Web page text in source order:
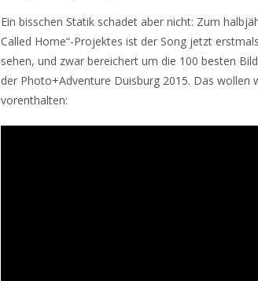
Ein bisschen Statik schadet aber nicht: Zum
Called Home“-Projektes ist der Song jetzt
sehen, und zwar bereichert um die 100 besten
der Photo+Adventure Duisburg 2015. Das wollen
vorenthalten: